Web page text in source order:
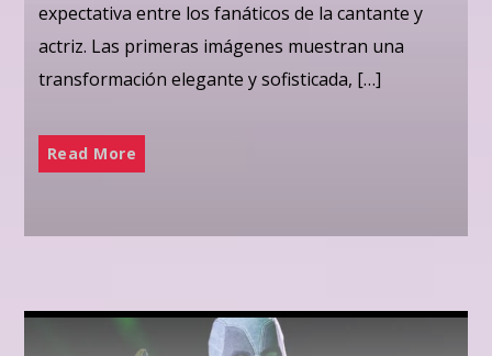
expectativa entre los fanáticos de la cantante y
actriz. Las primeras imágenes muestran una
transformación elegante y sofisticada, […]
Read More